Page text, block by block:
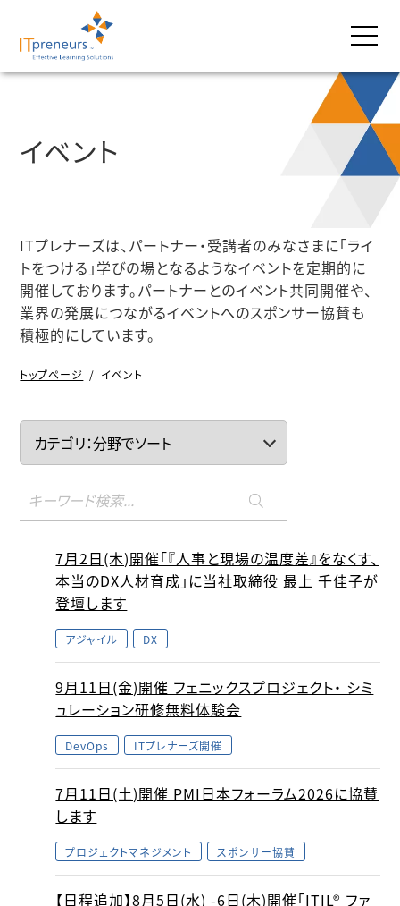
イベント
ITプレナーズは、パートナー・受講者のみなさまに「ライ
トをつける」学びの場となるようなイベントを定期的に
開催しております。パートナーとのイベント共同開催や、
業界の発展につながるイベントへのスポンサー協賛も
積極的にしています。
トップページ / イベント
7月2日(木)開催「『人事と現場の温度差』をなくす、
本当のDX人材育成」に当社取締役 最上 千佳子が
登壇します
アジャイル DX
9月11日(金)開催 フェニックスプロジェクト・ シミ
ュレーション研修無料体験会
DevOps ITプレナーズ開催
7月11日(土)開催 PMI日本フォーラム2026に協賛
します
プロジェクトマネジメント スポンサー協賛
【日程追加】8月5日(水) -6日(木)開催「ITIL® ファ